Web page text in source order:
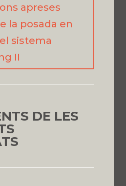
apreses
la posada en
sistema
II
DE LES